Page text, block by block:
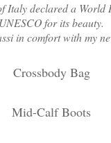
Italy declared a World
UNESCO for its beauty.
in comfort with my
Crossbody Bag
Mid-Calf Boots